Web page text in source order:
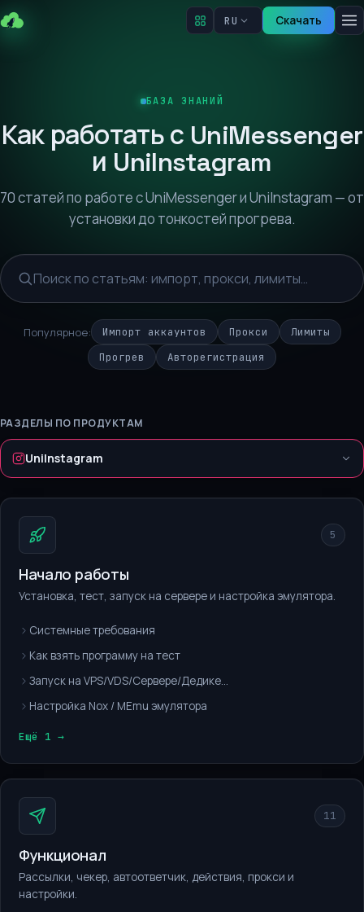
RU Скачать
БАЗА ЗНАНИЙ
Как работать с UniMessenger
и UniInstagram
70 статей по работе с UniMessenger и UniInstagram — от
установки до тонкостей прогрева.
Популярное: Импорт аккаунтов Прокси
Лимиты
Прогрев
Авторегистрация
РАЗДЕЛЫ ПО ПРОДУКТАМ
UniInstagram
5
Начало работы
Установка, тест, запуск на сервере и настройка эмулятора.
Системные требования
Как взять программу на тест
Запуск на VPS/VDS/Сервере/Дедике...
Настройка Nox / MEmu эмулятора
Ещё 1 →
11
Функционал
Рассылки, чекер, автоответчик, действия, прокси и
настройки.